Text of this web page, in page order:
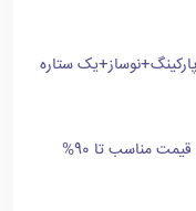
ستاره
لیست سوئیت های خیابان امام رضا مشهد | قیمت مناسب تا 90%